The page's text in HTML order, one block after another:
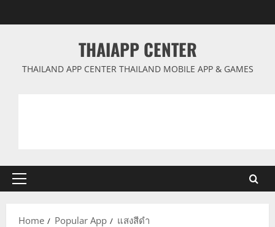
to
THAIAPP CENTER
THAILAND APP CENTER THAILAND MOBILE APP & GAMES
Primary
Home
Popular App แสงสีดำ